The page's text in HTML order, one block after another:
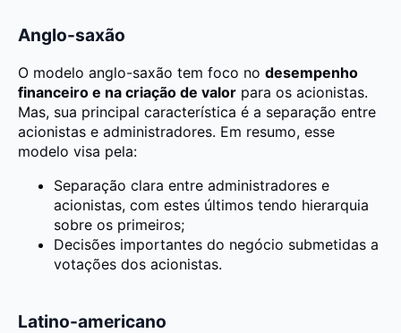
Anglo-saxão
O modelo anglo-saxão tem foco no desempenho
financeiro e na criação de valor para os acionistas.
Mas, sua principal característica é a separação entre
acionistas e administradores. Em resumo, esse
modelo visa pela:
Separação clara entre administradores e
acionistas, com estes últimos tendo hierarquia
sobre os primeiros;
Decisões importantes do negócio submetidas a
votações dos acionistas.
Latino-americano